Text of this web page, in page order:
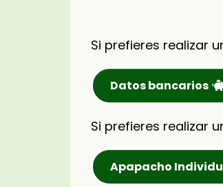
Si prefieres realizar
Datos bancarios
Si prefieres realizar
Apapacho